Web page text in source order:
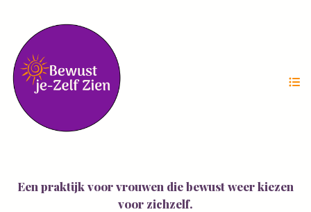
Een praktijk voor vrouwen die bewust weer kiezen
voor zichzelf.